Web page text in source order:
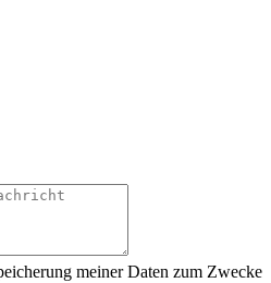
meiner Daten zum Zwecke